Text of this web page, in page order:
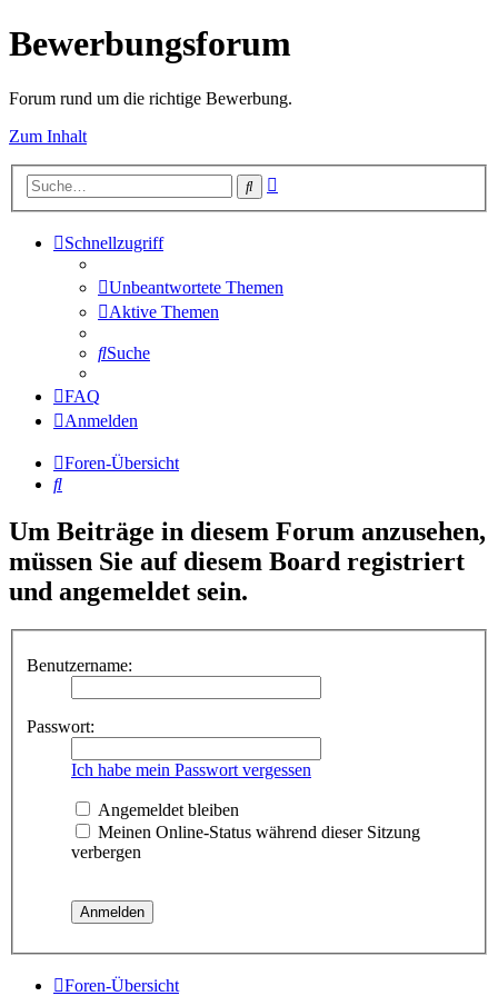
Bewerbungsforum
Forum rund um die richtige Bewerbung.
Zum Inhalt
Suche
Schnellzugriff
Unbeantwortete Themen
Aktive Themen
Suche
FAQ
Anmelden
Foren-Übersicht
Suche
Um Beiträge in diesem Forum anzusehen,
müssen Sie auf diesem Board registriert
und angemeldet sein.
Benutzername:
Passwort:
Ich habe mein Passwort vergessen
Angemeldet bleiben
Meinen Online-Status während dieser Sitzung
verbergen
Foren-Übersicht